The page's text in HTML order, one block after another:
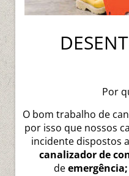
Por
O bom trabalho de
por isso que nossos
incidente dispostos
canalizador de
deemergência;